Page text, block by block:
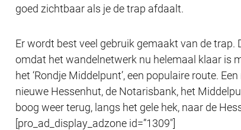
goed zichtbaar als je de trap afdaalt.
Er wordt best veel gebruik gemaakt van de trap.
omdat het wandelnetwerk nu helemaal klaar is
het ‘Rondje Middelpunt’, een populaire route.
nieuwe Hessenhut, de Notarisbank, het
boog weer terug, langs het gele hek, naar de
[pro_ad_display_adzone id=”1309″]